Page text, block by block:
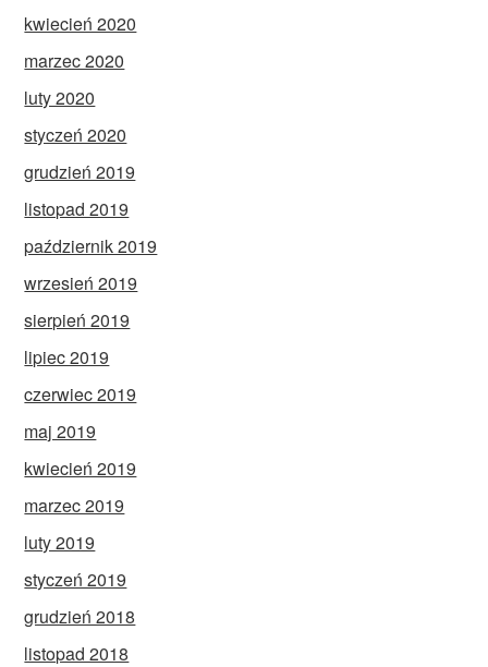
kwiecień 2020
marzec 2020
luty 2020
styczeń 2020
grudzień 2019
listopad 2019
październik 2019
wrzesień 2019
sierpień 2019
lipiec 2019
czerwiec 2019
maj 2019
kwiecień 2019
marzec 2019
luty 2019
styczeń 2019
grudzień 2018
listopad 2018